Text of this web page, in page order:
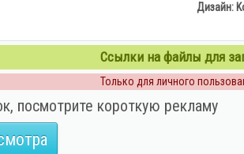
Дизайн:
Ссылки на файлы для
Только для личного
посмотрите короткую рекламу